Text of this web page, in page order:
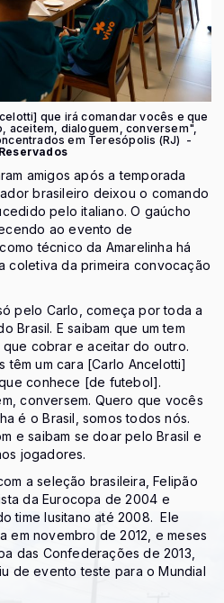
que irá comandar vocês e que
aceitem, dialoguem, conversem",
em Teresópolis (RJ) -
amigos após a temporada
brasileiro deixou o comando
pelo italiano. O gaúcho
ao evento de
técnico da Amarelinha há
coletiva da primeira convocação
pelo Carlo, começa por toda a
Brasil. E saibam que um tem
cobrar e aceitar do outro.
têm um cara [Carlo Ancelotti]
conhece [de futebol].
conversem. Quero que vocês
é o Brasil, somos todos nós.
e saibam se doar pelo Brasil e
jogadores.
a seleção brasileira, Felipão
da Eurocopa de 2004 e
time lusitano até 2008. Ele
em novembro de 2012, e meses
das Confederações de 2013,
de evento teste para o Mundial